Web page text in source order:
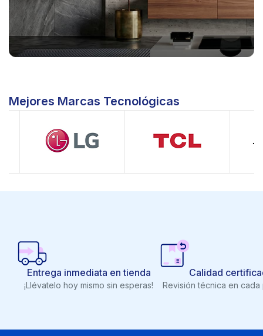
Mejores Marcas Tecnológicas
Entrega inmediata en tienda
¡Llévatelo hoy mismo sin esperas!
Calidad
Revisión técnica en